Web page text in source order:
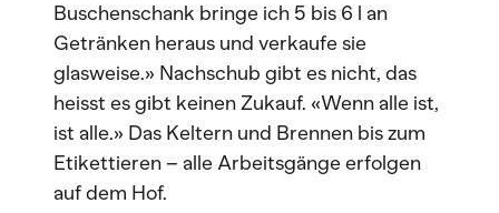
Buschenschank bringe ich 5 bis 6 l an
Getränken heraus und verkaufe sie
glasweise.» Nachschub gibt es nicht, das
heisst es gibt keinen Zukauf. «Wenn alle ist,
ist alle.» Das Keltern und Brennen bis zum
Etikettieren – alle Arbeitsgänge erfolgen
auf dem Hof.